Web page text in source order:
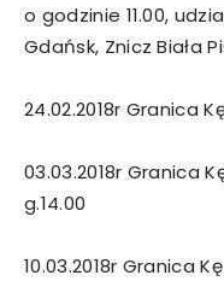
o godzinie 11.00,
Gdańsk, Znicz Biała
24.02.2018r Granica
03.03.2018r Granica
g.14.00
10.03.2018r Granica